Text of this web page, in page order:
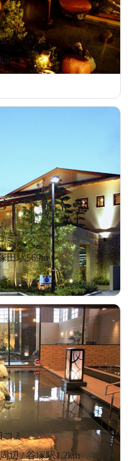
ミ
ミ
田駅569m
コミ
辺 / 谷塚駅1.2km